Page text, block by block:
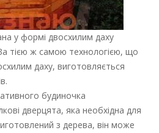
у формі двосхилим даху
тією ж самою технологією, що
даху, виготовляється
будиночка
дверцята, яка необхідна для
з дерева, він може